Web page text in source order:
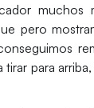
muchos
pero
para